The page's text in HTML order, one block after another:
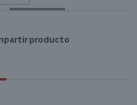
producto